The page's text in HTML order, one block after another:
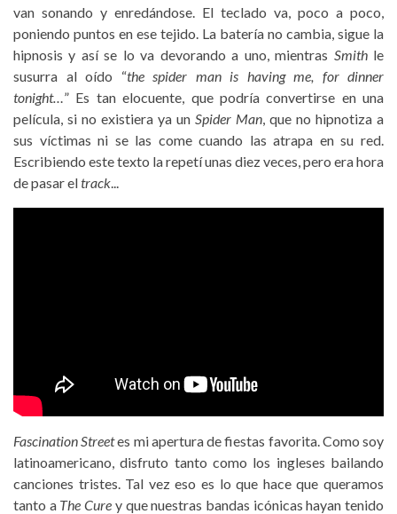
van sonando y enredándose. El teclado va, poco a poco,
poniendo puntos en ese tejido. La batería no cambia, sigue la
hipnosis y así se lo va devorando a uno, mientras Smithle
susurra al oído “the spider man is having me, for dinner
tonight… ” Es tan elocuente, que podría convertirse en una
película, si no existiera ya un Spider Man , que no hipnotiza a
sus víctimas ni se las come cuando las atrapa en su red.
Escribiendo este texto la repetí unas diez veces, pero era hora
de pasar eltrack
Fascination Streetes mi apertura de fiestas favorita. Como soy
latinoamericano, disfruto tanto como los ingleses bailando
canciones tristes. Tal vez eso es lo que hace que queramos
tanto a The Cure y que nuestras bandas icónicas hayan tenido